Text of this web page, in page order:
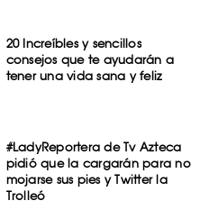
20 Increíbles y sencillos
consejos que te ayudarán a
tener una vida sana y feliz
#LadyReportera de Tv Azteca
pidió que la cargarán para no
mojarse sus pies y Twitter la
Trolleó